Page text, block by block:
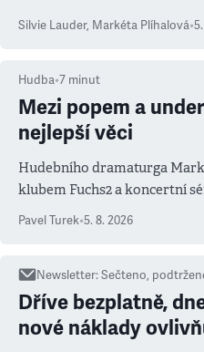
Silvie Lauder, Markéta Plíhalová•
Hudba•7 minut
Mezi popem a
nejlepší věci
Hudebního dramaturga
klubem Fuchs2 a koncertní
ale atmosféra
Pavel Turek•5. 8. 2026
Newsletter:Sečteno,
Dříve bezplatně,
nové náklady